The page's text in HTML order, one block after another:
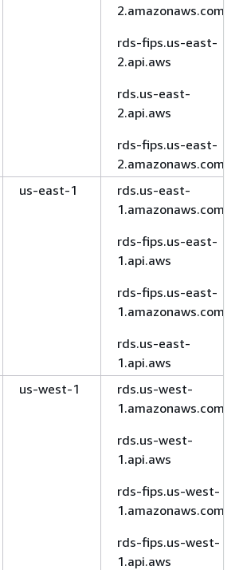
2.amazonaws.com
rds-fips.us-east-
2.api.aws
rds.us-east-
2.api.aws
rds-fips.us-east-
2.amazonaws.com
us-east-1
rds.us-east-
1.amazonaws.com
rds-fips.us-east-
1.api.aws
rds-fips.us-east-
1.amazonaws.com
rds.us-east-
1.api.aws
us-west-1
rds.us-west-
1.amazonaws.com
rds.us-west-
1.api.aws
rds-fips.us-west-
1.amazonaws.com
rds-fips.us-west-
1.api.aws